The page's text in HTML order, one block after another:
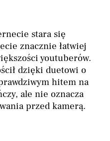
stara się
znacznie łatwiej
youtuberów.
dzięki duetowi o
hitem na
ale nie oznacza
przed kamerą.